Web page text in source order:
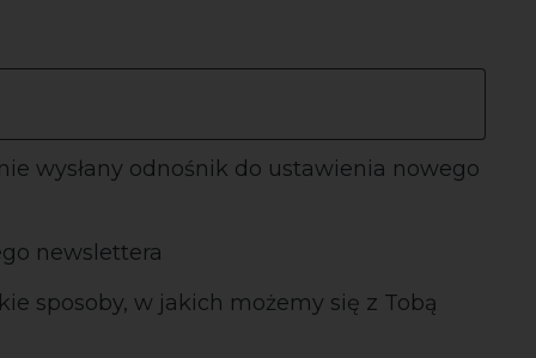
wysłany odnośnik do ustawienia nowego
newslettera
sposoby, w jakich możemy się z Tobą